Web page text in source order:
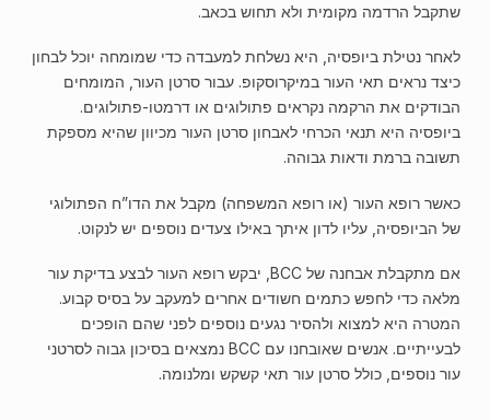
שתקבל הרדמה מקומית ולא תחוש בכאב.
לאחר נטילת ביופסיה, היא נשלחת למעבדה כדי שמומחה יוכל לבחון
כיצד נראים תאי העור במיקרוסקופ. עבור סרטן העור, המומחים
הבודקים את הרקמה נקראים פתולוגים או דרמטו-פתולוגים.
ביופסיה היא תנאי הכרחי לאבחון סרטן העור מכיוון שהיא מספקת
תשובה ברמת ודאות גבוהה.
כאשר רופא העור (או רופא המשפחה) מקבל את הדו”ח הפתולוגי
של הביופסיה, עליו לדון איתך באילו צעדים נוספים יש לנקוט.
אם מתקבלת אבחנה של BCC, יבקש רופא העור לבצע בדיקת עור
מלאה כדי לחפש כתמים חשודים אחרים למעקב על בסיס קבוע.
המטרה היא למצוא ולהסיר נגעים נוספים לפני שהם הופכים
לבעייתיים. אנשים שאובחנו עם BCC נמצאים בסיכון גבוה לסרטני
עור נוספים, כולל סרטן עור תאי קשקש ומלנומה.